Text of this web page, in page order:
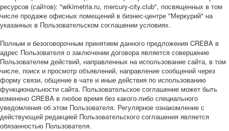
ресурсов (сайтов): "wikimetria.ru, mercury-city.club", посвященных в том
числе продаже офисных помещений в бизнес-центре "Меркурий" на
указанных в Пользовательском соглашении условиях.
Полным и безоговорочным принятием данного предложения CREBA в
адрес Пользователя о заключении договора является совершение
Пользователем действий, направленных на использование сайта, в том
числе, поиск и просмотр объявлений, направление сообщений через
форму связи, общение в чате и иные действия по использованию
функциональности сайта. Пользовательское соглашение может быть
изменено CREBA в любое время без какого-либо специального
уведомления об этом Пользователя. Регулярное ознакомление с
действующей редакцией Пользовательского соглашения является
обязанностью Пользователя.